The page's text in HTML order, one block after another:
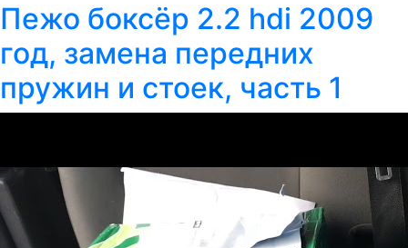
Пежо боксёр 2.2 hdi 2009
год, замена передних
пружин и стоек, часть 1